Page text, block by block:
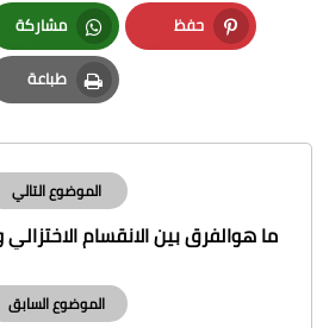
حفظ
Pinterest
مشاركة
Whatsapp
طباعة
Print
الموضوع التالي
ما هوالفرق بين الانقسام
الموضوع السابق